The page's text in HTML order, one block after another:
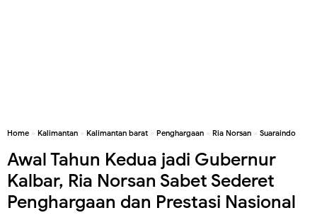
Home » Kalimantan » Kalimantan barat » Penghargaan » Ria Norsan » Suaraindo
Awal Tahun Kedua jadi Gubernur
Kalbar, Ria Norsan Sabet Sederet
Penghargaan dan Prestasi Nasional